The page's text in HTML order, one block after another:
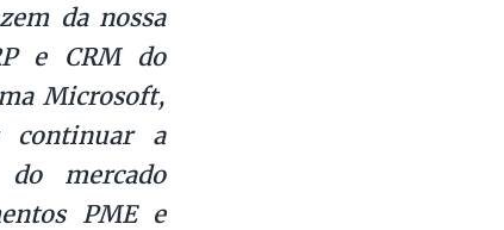
da nossa
e CRM do
Microsoft,
continuar a
mercado
PME e